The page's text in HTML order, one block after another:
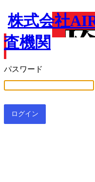
株式会社
査機関
パスワード